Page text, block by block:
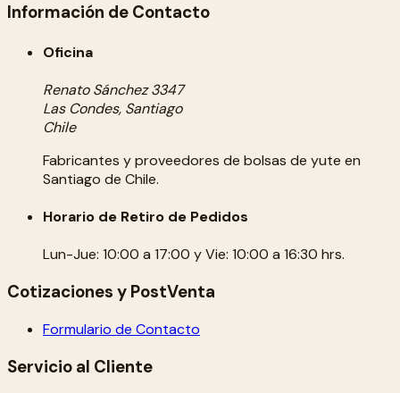
Información de Contacto
Oficina
Renato Sánchez 3347
Las Condes, Santiago
Chile
Fabricantes y proveedores de bolsas de yute en
Santiago de Chile.
Horario de Retiro de Pedidos
Lun-Jue: 10:00 a 17:00 y Vie: 10:00 a 16:30 hrs.
Cotizaciones y PostVenta
Formulario de Contacto
Servicio al Cliente